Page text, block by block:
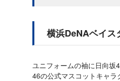
横浜DeNAベイス
ユニフォームの袖に日向坂
46の公式マスコットキャ